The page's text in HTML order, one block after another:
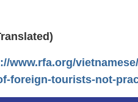
www.rfa.org/
foreign-tourists-not-